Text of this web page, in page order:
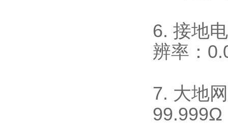
6. 接地
辨率：
7. 大地